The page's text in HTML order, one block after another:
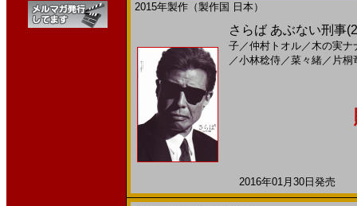
2015年製作（製作国 日本）
さらば あぶない刑事
子／仲村トオル／木の実ナ
／小林稔侍／菜々緒／ 片桐
2016年01月30日発売